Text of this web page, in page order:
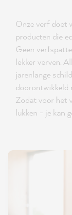
Onze verf doet
producten die
Geen
lekker verven.
jarenlange
doorontwikkeld
Zodat voor het
lukken - je kan